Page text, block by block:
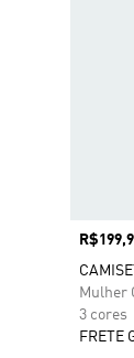
Preço
Mulher
3 cores
FRETE